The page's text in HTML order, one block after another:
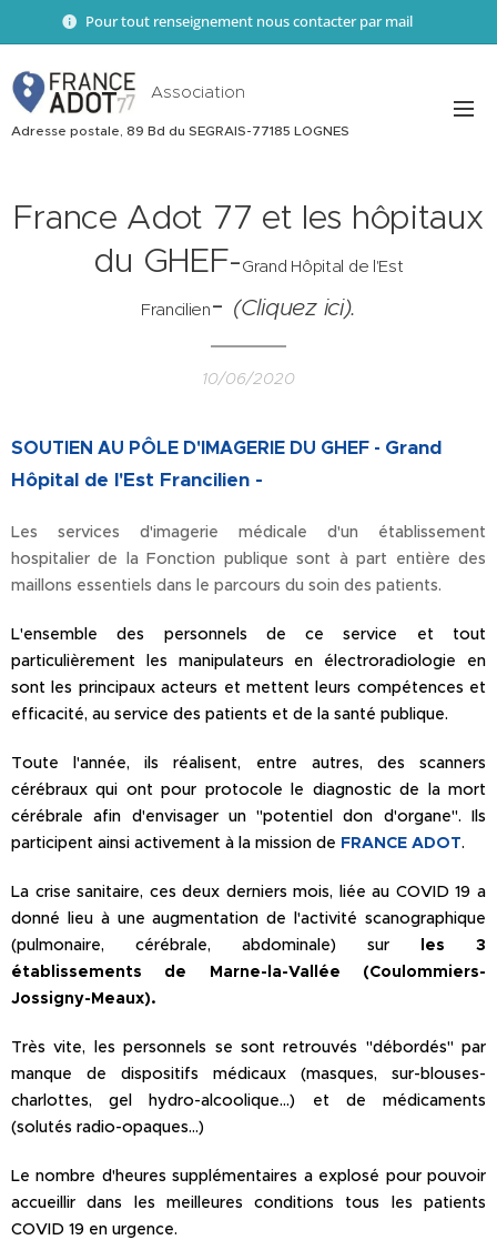
Pour tout renseignement nous contacter par mail 📧
Association
Adresse postale, 89 Bd du SEGRAIS-77185 LOGNES
France Adot 77 et les hôpitaux
du GHEF-Grand Hôpital de l'Est
Francilien- (Cliquez ici).
10/06/2020
SOUTIEN AU PÔLE D'IMAGERIE DU GHEF - Grand
Hôpital de l'Est Francilien -
Les services d'imagerie médicale d'un établissement
hospitalier de la Fonction publique sont à part entière des
maillons essentiels dans le parcours du soin des patients.
L'ensemble des personnels de ce service et tout
particulièrement les manipulateurs en électroradiologie en
sont les principaux acteurs et mettent leurs compétences et
efficacité, au service des patients et de la santé publique.
Toute l'année, ils réalisent, entre autres, des scanners
cérébraux qui ont pour protocole le diagnostic de la mort
cérébrale afin d'envisager un "potentiel don d'organe". Ils
participent ainsi activement à la mission de FRANCE ADOT.
La crise sanitaire, ces deux derniers mois, liée au COVID 19 a
donné lieu à une augmentation de l'activité scanographique
(pulmonaire, cérébrale, abdominale) sur les 3
établissements de Marne-la-Vallée (Coulommiers-
Jossigny-Meaux).
Très vite, les personnels se sont retrouvés "débordés" par
manque de dispositifs médicaux (masques, sur-blouses-
charlottes, gel hydro-alcoolique...) et de médicaments
(solutés radio-opaques...)
Le nombre d'heures supplémentaires a explosé pour pouvoir
accueillir dans les meilleures conditions tous les patients
COVID 19 en urgence.